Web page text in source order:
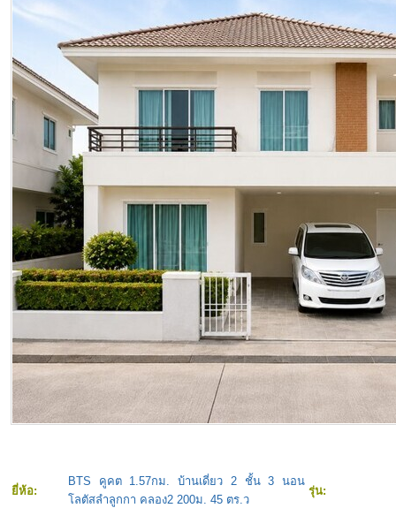
ยี่ห้อ:
BTS คูคต 1.57กม. บ้านเดี่ยว 2 ชั้น 3 นอน
โลตัสลำลูกกา คลอง2 200ม. 45 ตร.ว
รุ่น: